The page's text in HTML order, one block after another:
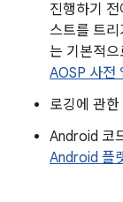
진행하기
스트를 트
는 기본적
AOSP 사전
로깅에 관
Android 코
Android 플